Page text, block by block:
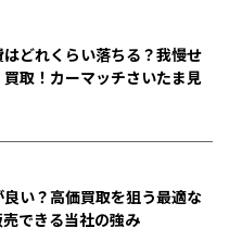
どれくらい落ちる？我慢せ
取！カーマッチさいたま見
い？高価買取を狙う最適な
できる当社の強み